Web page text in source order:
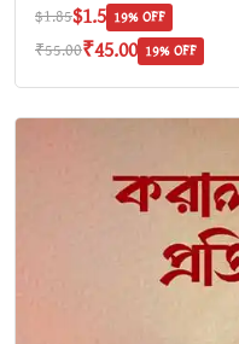
$1.85$1.5 19% OFF
₹55.00₹45.00 19% OFF